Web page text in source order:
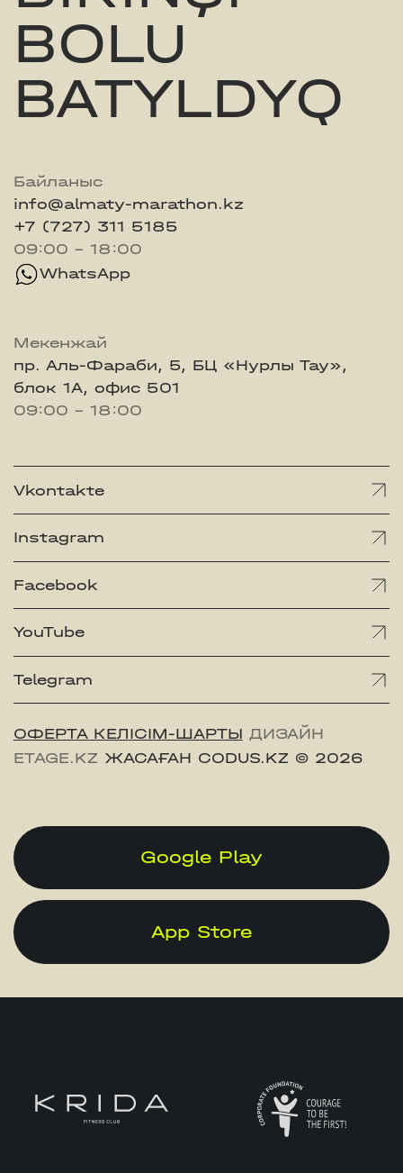
BOLU
BATYLDYQ
Байланыс
info@almaty-marathon.kz
+7 (727) 311 5185
09:00 - 18:00
WhatsApp
Мекенжай
пр. Аль-Фараби, 5, БЦ «Нурлы Тау»,
блок 1А, офис 501
09:00 - 18:00
Vkontakte
Instagram
Facebook
YouTube
Telegram
ОФЕРТА КЕЛІСІМ-ШАРТЫ ДИЗАЙН
ETAGE.KZ ЖАСАҒАН CODUS.KZ © 2026
Google Play
App Store